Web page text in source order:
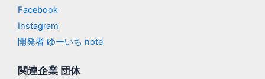
Facebook
Instagram
開発者 ゆーいち note
関連企業 団体